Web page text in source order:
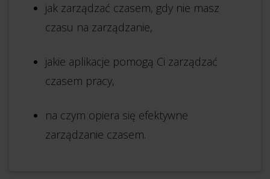
jak zarządzać czasem, gdy nie masz
czasu na zarządzanie,
jakie aplikacje pomogą Ci zarządzać
czasem pracy,
na czym opiera się efektywne
zarządzanie czasem.